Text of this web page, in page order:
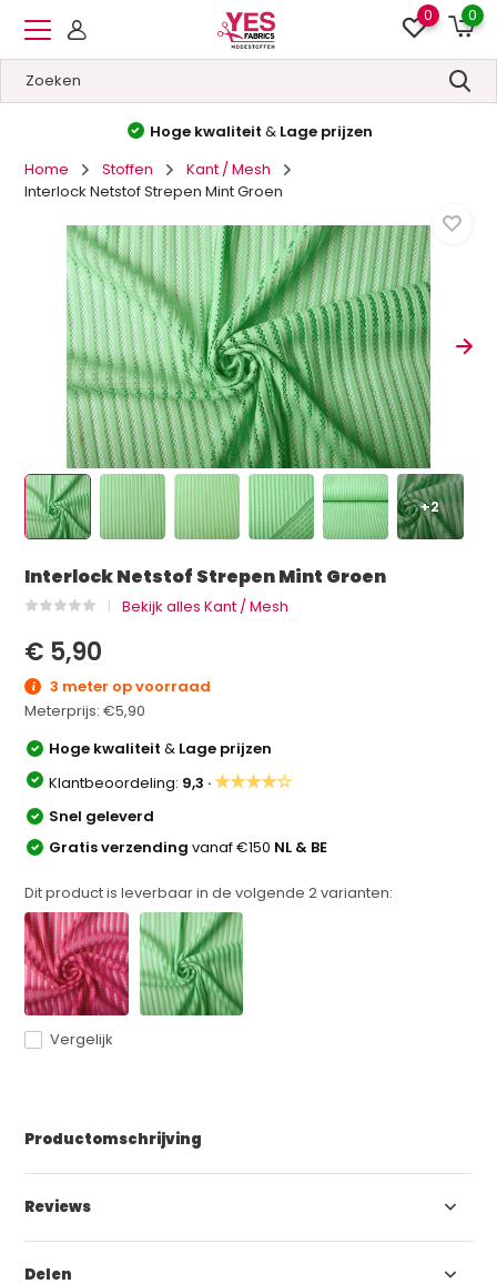
0 0
Hoge kwaliteit & Lage prijzen
Home
Stoffen
Kant / Mesh
Interlock Netstof Strepen Mint Groen
+2
Interlock Netstof Strepen Mint Groen
Bekijk alles Kant / Mesh
€ 5,90
3 meter op voorraad
Meterprijs:€5,90
Hoge kwaliteit& Lage prijzen
Klantbeoordeling: 9,3 ·★★★★☆
Snel geleverd
Gratis verzendingvanaf €150 NL & BE
Dit product is leverbaar in de volgende2varianten:
Vergelijk
Productomschrijving
Reviews
Delen